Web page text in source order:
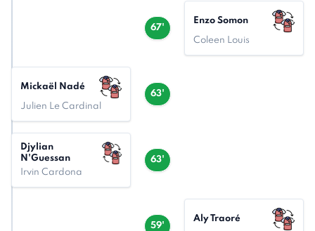
67'
Enzo Somon
Coleen Louis
63'
Mickaël Nadé
Julien Le Cardinal
63'
Djylian
N'Guessan
Irvin Cardona
59'
Aly Traoré